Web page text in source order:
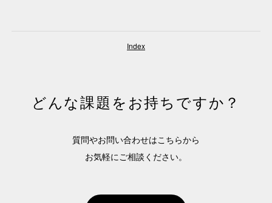
Index
どんな課題をお持ちですか？
質問やお問い合わせはこちらから
お気軽にご相談ください。